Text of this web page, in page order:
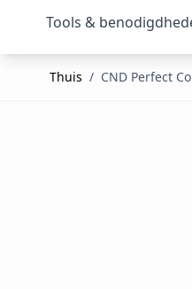
Tools &
Thuis / CND Perfect